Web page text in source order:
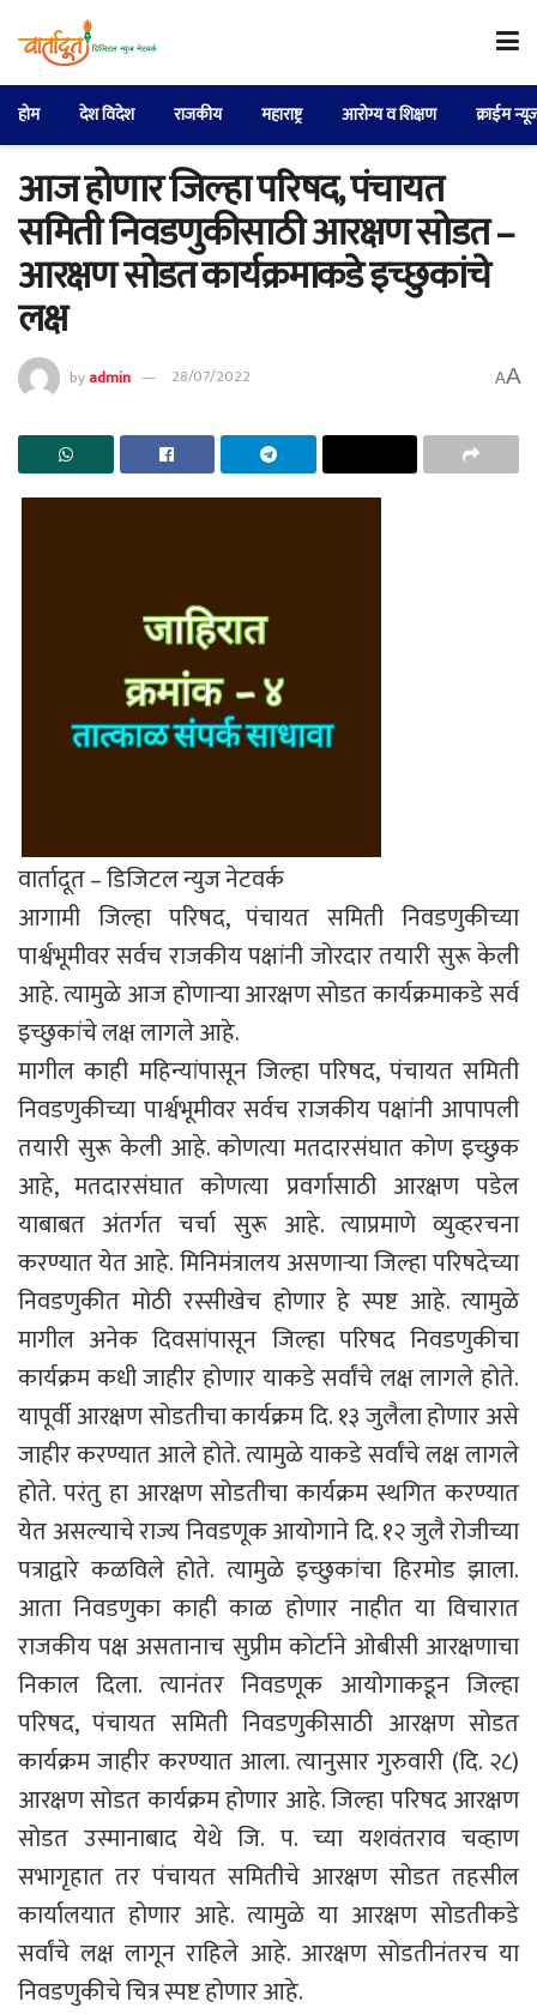
होम देश विदेश राजकीय महाराष्ट्र आरोग्य व शिक्षण क्राईम
आज होणार जिल्हा परिषद, पंचायत
समिती निवडणुकीसाठी आरक्षण सोडत –
आरक्षण सोडत कार्यक्रमाकडे इच्छुकांचे
लक्ष
byadmin 28/07/2022 AA
वार्तादूत – डिजिटल न्युज नेटवर्क
आगामी जिल्हा परिषद, पंचायत समिती निवडणुकीच्या
पार्श्वभूमीवर सर्वच राजकीय पक्षांनी जोरदार तयारी सुरू केली
आहे. त्यामुळे आज होणाऱ्या आरक्षण सोडत कार्यक्रमाकडे सर्व
इच्छुकांचे लक्ष लागले आहे.
मागील काही महिन्यांपासून जिल्हा परिषद, पंचायत समिती
निवडणुकीच्या पार्श्वभूमीवर सर्वच राजकीय पक्षांनी आपापली
तयारी सुरू केली आहे. कोणत्या मतदारसंघात कोण इच्छुक
आहे, मतदारसंघात कोणत्या प्रवर्गासाठी आरक्षण पडेल
याबाबत अंतर्गत चर्चा सुरू आहे. त्याप्रमाणे व्युव्हरचना
करण्यात येत आहे. मिनिमंत्रालय असणाऱ्या जिल्हा परिषदेच्या
निवडणुकीत मोठी रस्सीखेच होणार हे स्पष्ट आहे. त्यामुळे
मागील अनेक दिवसांपासून जिल्हा परिषद निवडणुकीचा
कार्यक्रम कधी जाहीर होणार याकडे सर्वांचे लक्ष लागले होते.
यापूर्वी आरक्षण सोडतीचा कार्यक्रम दि. १३ जुलैला होणार असे
जाहीर करण्यात आले होते. त्यामुळे याकडे सर्वांचे लक्ष लागले
होते. परंतु हा आरक्षण सोडतीचा कार्यक्रम स्थगित करण्यात
येत असल्याचे राज्य निवडणूक आयोगाने दि. १२ जुलै रोजीच्या
पत्राद्वारे कळविले होते. त्यामुळे इच्छुकांचा हिरमोड झाला.
आता निवडणुका काही काळ होणार नाहीत या विचारात
राजकीय पक्ष असतानाच सुप्रीम कोर्टाने ओबीसी आरक्षणाचा
निकाल दिला. त्यानंतर निवडणूक आयोगाकडून जिल्हा
परिषद, पंचायत समिती निवडणुकीसाठी आरक्षण सोडत
कार्यक्रम जाहीर करण्यात आला. त्यानुसार गुरुवारी (दि. २८)
आरक्षण सोडत कार्यक्रम होणार आहे. जिल्हा परिषद आरक्षण
सोडत उस्मानाबाद येथे जि. प. च्या यशवंतराव चव्हाण
सभागृहात तर पंचायत समितीचे आरक्षण सोडत तहसील
कार्यालयात होणार आहे. त्यामुळे या आरक्षण सोडतीकडे
सर्वांचे लक्ष लागून राहिले आहे. आरक्षण सोडतीनंतरच या
निवडणुकीचे चित्र स्पष्ट होणार आहे.